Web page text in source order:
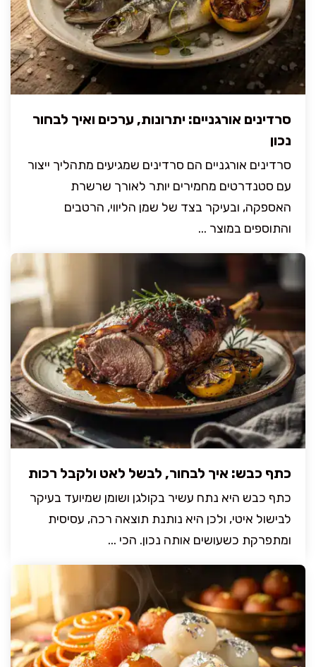
סרדינים אורגניים: יתרונות, ערכים ואיך לבחור
נכון
סרדינים אורגניים הם סרדינים שמגיעים מתהליך ייצור
עם סטנדרטים מחמירים יותר לאורך שרשרת
האספקה, ובעיקר בצד של שמן הליווי, הרטבים
והתוספים במוצר ...
כתף כבש: איך לבחור, לבשל לאט ולקבל רכות
כתף כבש היא נתח עשיר בקולגן ושומן שמיועד בעיקר
לבישול איטי, ולכן היא נותנת תוצאה רכה, עסיסית
ומתפרקת כשעושים אותה נכון. הכי ...